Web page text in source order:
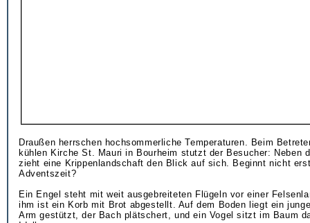
Draußen herrschen hochsommerliche Temperaturen. Beim
kühlen Kirche St. Mauri in Bourheim stutzt der Besucher: Neben
zieht eine Krippenlandschaft den Blick auf sich. Beginnt nicht
Adventszeit?
Ein Engel steht mit weit ausgebreiteten Flügeln vor einer
ihm ist ein Korb mit Brot abgestellt. Auf dem Boden liegt ein
Arm gestützt, der Bach plätschert, und ein Vogel sitzt im Baum